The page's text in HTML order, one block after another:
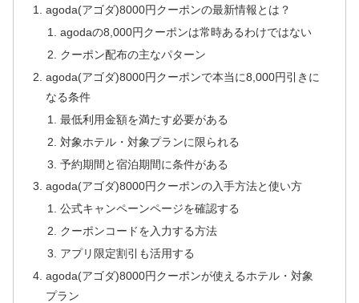
agoda(アゴダ)8000円クーポンの最新情報とは？
agodaの8,000円クーポンは常時あるわけではない
クーポン配布の主なパターン
agoda(アゴダ)8000円クーポンで本当に8,000円引きに
なる条件
最低利用金額を満たす必要がある
対象ホテル・対象プランに限られる
予約期間と宿泊期間に条件がある
agoda(アゴダ)8000円クーポンの入手方法と使い方
公式キャンペーンページを確認する
クーポンコードを入力する方法
アプリ限定割引も活用する
agoda(アゴダ)8000円クーポンが使えるホテル・対象
プラン